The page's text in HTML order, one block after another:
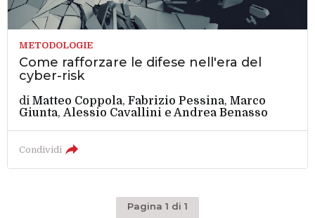
METODOLOGIE
Come rafforzare le difese nell'era del
cyber-risk
diMatteo Coppola,Fabrizio Pessina,Marco
Giunta,Alessio Cavallini eAndrea Benasso
Condividi
Pagina 1 di 1